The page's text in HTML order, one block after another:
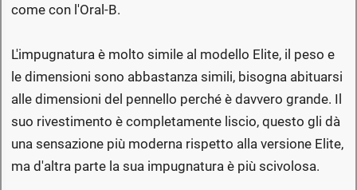
come con l'Oral-B.
L'impugnatura è molto simile al modello Elite, il peso e
le dimensioni sono abbastanza simili, bisogna abituarsi
alle dimensioni del pennello perché è davvero grande. Il
suo rivestimento è completamente liscio, questo gli dà
una sensazione più moderna rispetto alla versione Elite,
ma d'altra parte la sua impugnatura è più scivolosa.